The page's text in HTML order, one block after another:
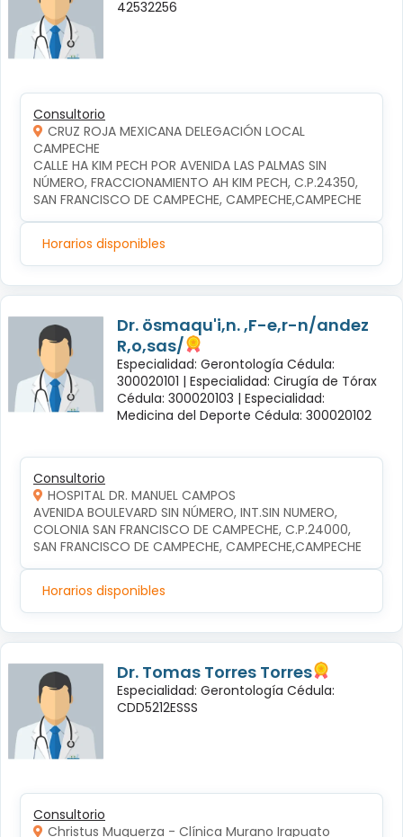
42532256
Consultorio
CRUZ ROJA MEXICANA DELEGACIÓN LOCAL
CAMPECHE
CALLE HA KIM PECH POR AVENIDA LAS PALMAS SIN
NÚMERO, FRACCIONAMIENTO AH KIM PECH, C.P.24350,
SAN FRANCISCO DE CAMPECHE, CAMPECHE,CAMPECHE
Horarios disponibles
Dr. ösmaqu'i,n. ,F-e,r-n/andez
R,o,sas/
Especialidad: Gerontología Cédula:
300020101 | Especialidad: Cirugía de Tórax
Cédula: 300020103 | Especialidad:
Medicina del Deporte Cédula: 300020102
Consultorio
HOSPITAL DR. MANUEL CAMPOS
AVENIDA BOULEVARD SIN NÚMERO, INT.SIN NUMERO,
COLONIA SAN FRANCISCO DE CAMPECHE, C.P.24000,
SAN FRANCISCO DE CAMPECHE, CAMPECHE,CAMPECHE
Horarios disponibles
Dr. Tomas Torres Torres
Especialidad: Gerontología Cédula:
CDD5212ESSS
Consultorio
Christus Muguerza - Clínica Murano Irapuato